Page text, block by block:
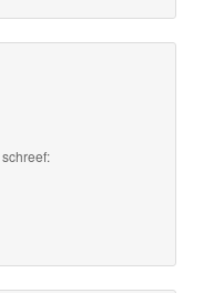
schreef: